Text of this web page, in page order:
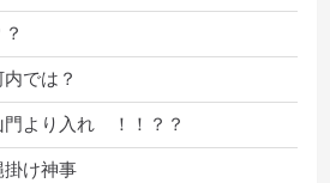
？？
内では？
門より入れ ！！？？
掛け神事